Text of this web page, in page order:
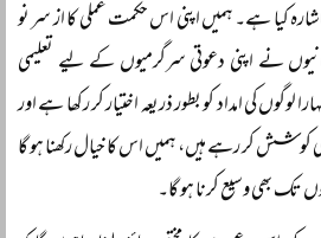
کیا ہے۔ ہمیں اپنی اس حکمت عملی کا از سر نو
نے اپنی دعوتی سرگرمیوں کے لیے تعلیمی
کی امداد کو بطور ذریعہ اختیار کر رکھا ہے اور
کر رہے ہیں، ہمیں اس کا خیال رکھنا ہو گا
تک بھی وسیع کرنا ہو گا۔